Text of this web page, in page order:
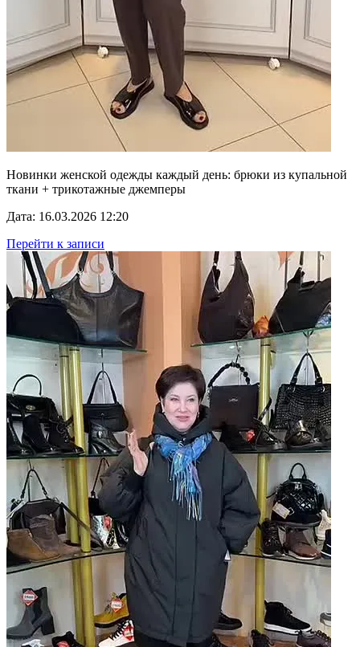
Новинки женской одежды каждый день: брюки из купальной
ткани + трикотажные джемперы
Дата: 16.03.2026 12:20
Перейти к записи